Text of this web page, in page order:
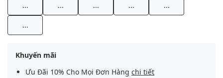
... ... ... ... ...
...
Khuyến mãi
Ưu Đãi 10% Cho Mọi Đơn Hàng chi tiết